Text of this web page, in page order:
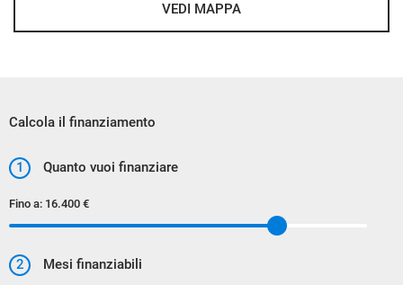
VEDI MAPPA
Calcola il finanziamento
1 Quanto vuoi finanziare
Fino a: 16.400 €
2 Mesi finanziabili